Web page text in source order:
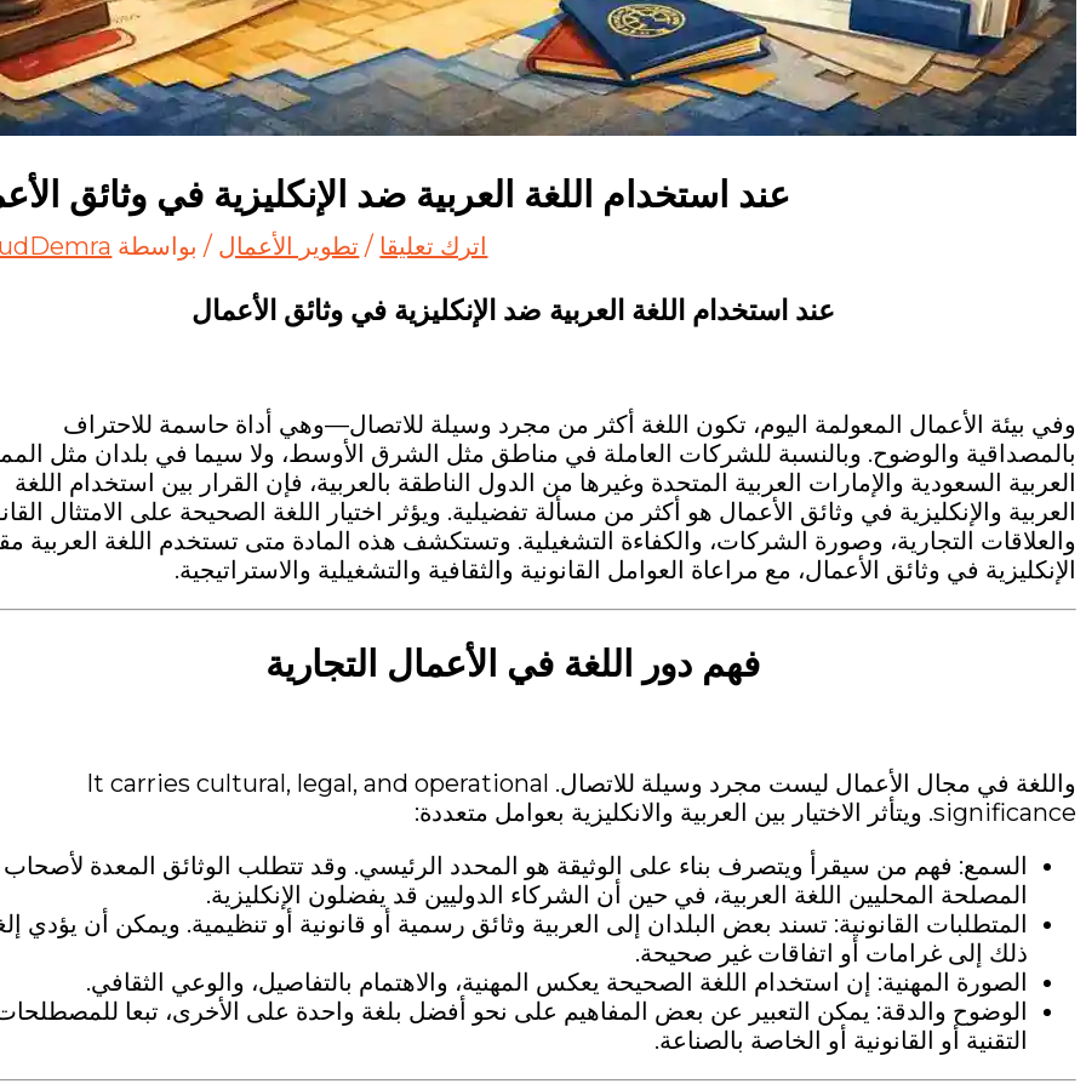
عند استخدام اللغة العربية ضد الإنكليزية في وثائق
اترك تعليقا / تطوير الأعمال / بواسطة
عند استخدام اللغة العربية ضد الإنكليزية في وثائق الأعمال
وفي بيئة الأعمال المعولمة اليوم، تكون اللغة أكثر من مجرد وسيلة للاتصال—وهي أداة حاسمة للاحتراف
بالمصداقية والوضوح. وبالنسبة للشركات العاملة في مناطق مثل الشرق الأوسط، ولا سيما في بلدان مثل
العربية السعودية والإمارات العربية المتحدة وغيرها من الدول الناطقة بالعربية، فإن القرار بين استخدام اللغة
العربية والإنكليزية في وثائق الأعمال هو أكثر من مسألة تفضيلية. ويؤثر اختيار اللغة الصحيحة على الامتثال
والعلاقات التجارية، وصورة الشركات، والكفاءة التشغيلية. وتستكشف هذه المادة متى تستخدم اللغة العربية
الإنكليزية في وثائق الأعمال، مع مراعاة العوامل القانونية والثقافية والتشغيلية والاستراتيجية.
فهم دور اللغة في الأعمال التجارية
واللغة في مجال الأعمال ليست مجرد وسيلة للاتصال. It carries cultural, legal, and operational
significance. ويتأثر الاختيار بين العربية والانكليزية بعوامل متعددة:
السمع: فهم من سيقرأ ويتصرف بناء على الوثيقة هو المحدد الرئيسي. وقد تتطلب الوثائق المعدة لأصحاب
المصلحة المحليين اللغة العربية، في حين أن الشركاء الدوليين قد يفضلون الإنكليزية.
المتطلبات القانونية: تسند بعض البلدان إلى العربية وثائق رسمية أو قانونية أو تنظيمية. ويمكن أن يؤدي
ذلك إلى غرامات أو اتفاقات غير صحيحة.
الصورة المهنية: إن استخدام اللغة الصحيحة يعكس المهنية، والاهتمام بالتفاصيل، والوعي الثقافي.
الوضوح والدقة: يمكن التعبير عن بعض المفاهيم على نحو أفضل بلغة واحدة على الأخرى، تبعا
التقنية أو القانونية أو الخاصة بالصناعة.